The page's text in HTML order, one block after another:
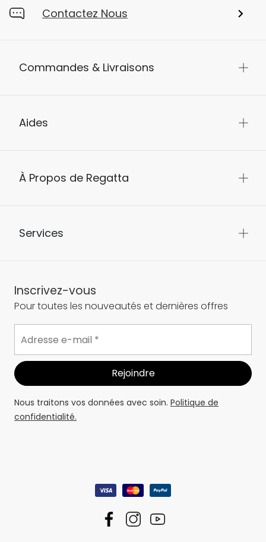
Contactez Nous
Commandes & Livraisons
Aides
À Propos de Regatta
Services
Inscrivez-vous
Pour toutes les nouveautés et dernières offres
Nous traitons vos données avec soin. Politique de
confidentialité.